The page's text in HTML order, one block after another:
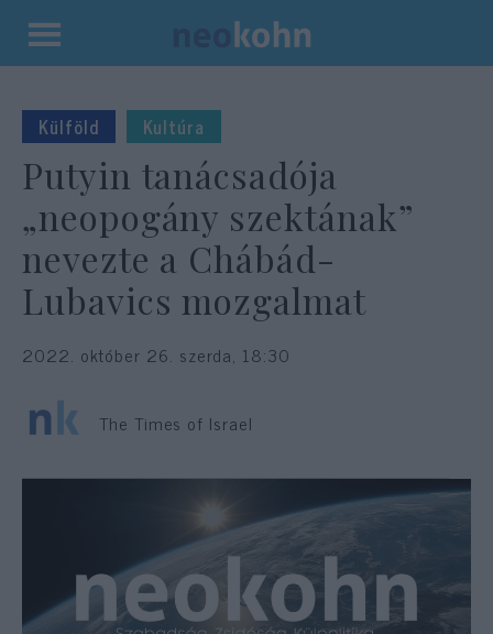
Kilépés
tartalomba
Külföld Kultúra
Putyin tanácsadója
„neopogány szektának”
nevezte a Chábád-
Lubavics mozgalmat
2022. október 26. szerda, 18:30
The Times of Israel